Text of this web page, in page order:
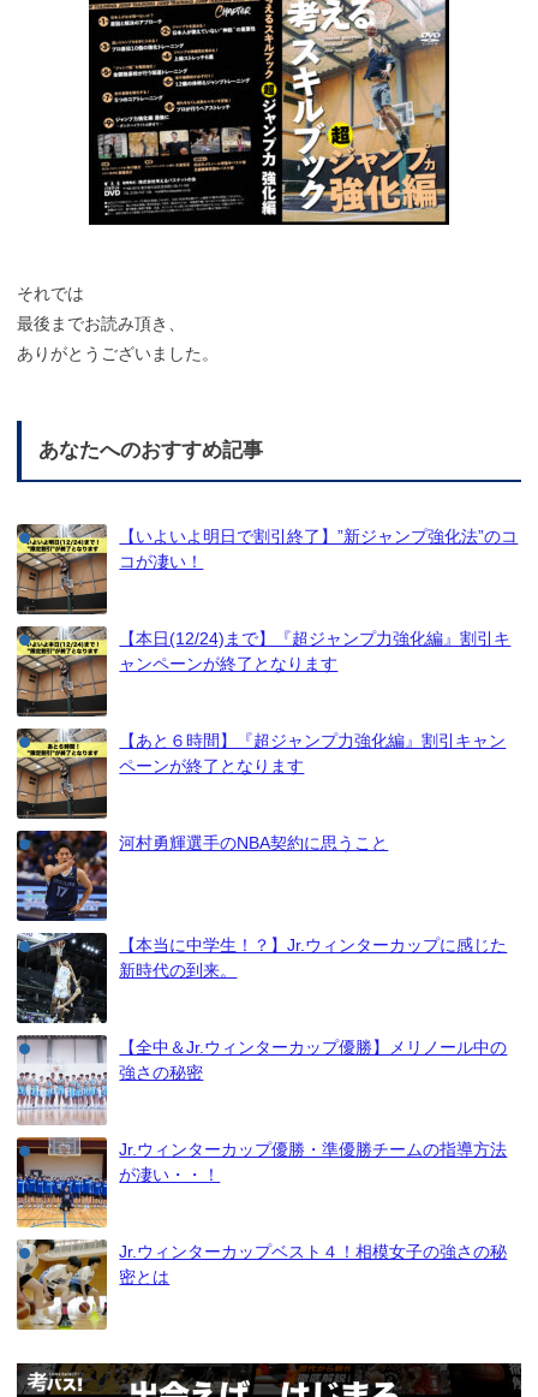
それでは
最後までお読み頂き、
ありがとうございました。
あなたへのおすすめ記事
【いよいよ明日で割引終了】”新ジャンプ強化法”のコ
コが凄い！
【本日(12/24)まで】『超ジャンプ力強化編』割引キ
ャンペーンが終了となります
【あと６時間】『超ジャンプ力強化編』割引キャン
ペーンが終了となります
河村勇輝選手のNBA契約に思うこと
【本当に中学生！？】Jr.ウィンターカップに感じた
新時代の到来。
【全中＆Jr.ウィンターカップ優勝】メリノール中の
強さの秘密
Jr.ウィンターカップ優勝・準優勝チームの指導方法
が凄い・・！
Jr.ウィンターカップベスト４！相模女子の強さの秘
密とは